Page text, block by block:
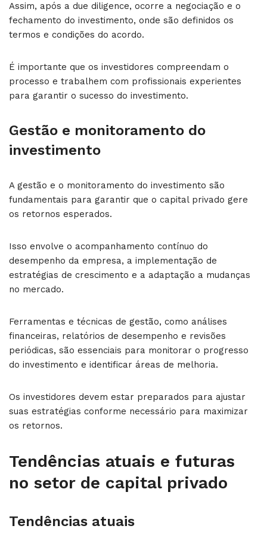
Assim, após a due diligence, ocorre a negociação e o
fechamento do investimento, onde são definidos os
termos e condições do acordo.
É importante que os investidores compreendam o
processo e trabalhem com profissionais experientes
para garantir o sucesso do investimento.
Gestão e monitoramento do
investimento
A gestão e o monitoramento do investimento são
fundamentais para garantir que o capital privado gere
os retornos esperados.
Isso envolve o acompanhamento contínuo do
desempenho da empresa, a implementação de
estratégias de crescimento e a adaptação a mudanças
no mercado.
Ferramentas e técnicas de gestão, como análises
financeiras, relatórios de desempenho e revisões
periódicas, são essenciais para monitorar o progresso
do investimento e identificar áreas de melhoria.
Os investidores devem estar preparados para ajustar
suas estratégias conforme necessário para maximizar
os retornos.
Tendências atuais e futuras
no setor de capital privado
Tendências atuais